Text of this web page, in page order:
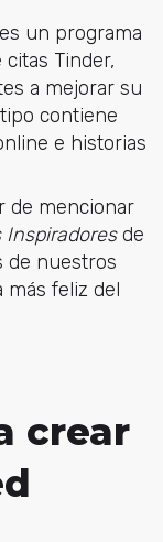
un programa
Tinder,
a mejorar su
contiene
e historias
de mencionar
Inspiradoresde
de nuestros
más feliz del
crear